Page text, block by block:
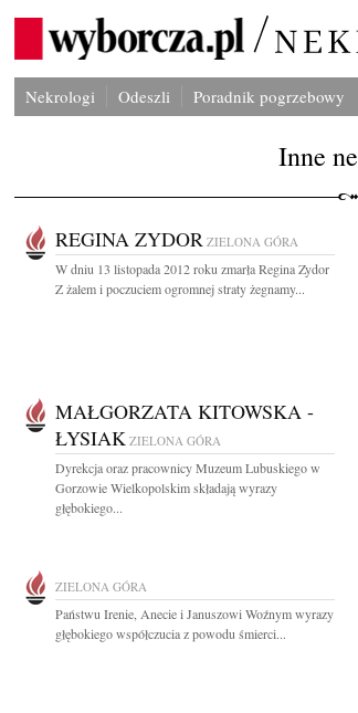
Nekrologi Odeszli Poradnik pogrzebowy
Inne
REGINA ZYDOR ZIELONA GÓRA
W dniu 13 listopada 2012 roku zmarła Regina Zydor
Z żalem i poczuciem ogromnej straty żegnamy...
MAŁGORZATA KITOWSKA -
ŁYSIAK ZIELONA GÓRA
Dyrekcja oraz pracownicy Muzeum Lubuskiego w
Gorzowie Wielkopolskim składają wyrazy
głębokiego...
ZIELONA GÓRA
Państwu Irenie, Anecie i Januszowi Woźnym wyrazy
głębokiego współczucia z powodu śmierci...